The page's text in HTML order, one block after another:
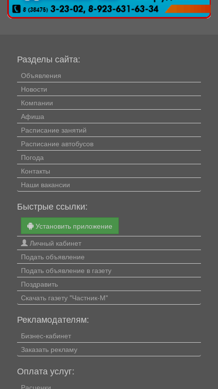
Разделы сайта:
Объявления
Новости
Компании
Афиша
Расписание занятий
Расписание автобусов
Погода
Контакты
Наши вакансии
Быстрые ссылки:
Установить приложение
Личный кабинет
Подать объявление
Подать объявление в газету
Поздравить
Скачать газету "Частник-М"
Рекламодателям:
Бизнес-кабинет
Заказать рекламу
Оплата услуг: